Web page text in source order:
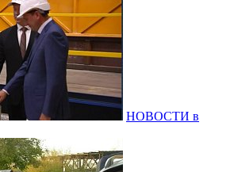
НОВОСТИ в